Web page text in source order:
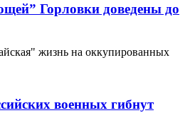
Горловки доведены до
жизнь на оккупированных
военных гибнут